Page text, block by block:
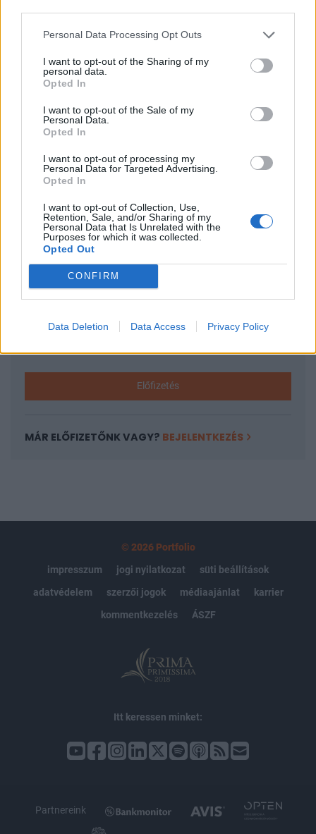
Personal Data Processing Opt Outs
I want to opt-out of the Sharing of my
personal data.
Opted In
I want to opt-out of the Sale of my
Personal Data.
Opted In
I want to opt-out of processing my
Personal Data for Targeted Advertising.
Opted In
I want to opt-out of Collection, Use,
Retention, Sale, and/or Sharing of my
Personal Data that Is Unrelated with the
Purposes for which it was collected.
Opted Out
CONFIRM
Data Deletion Data Access Privacy Policy
Oroszország Vlagyimir megyéjében közben
felrobbant egy lőszerraktár, a lángok miatt több
frissül az orosz-ukrán háború szerdai
eseményeivel.
2025. április 23. 21:59 Megosztás Fogytán van Donald
Trump türelme Az amerikai fél egyre nagyobb nyomást
tárgyalóasztalhoz. Tovább a cikkhez ...
KEDVES OLVASÓNK!
A keresett cikk a portfolio.hu hírarchívumához
tartozik, melynek olvasása előfizetéses
regisztrációhoz kötött.
Az előfizetés a következőket tartalmazza:
Kötéslisták: BÉT elmúlt 2 év napon belüli
kötéslistái
Előfizetés
MÁR ELŐFIZETŐNK VAGY? BEJELENTKEZÉS
© 2026 Portfolio
impresszum
jogi nyilatkozat
süti beállítások
adatvédelem
szerzői jogok médiaajánlat
karrier
kommentkezelés
ÁSZF
Itt keressen minket:
Partnereink